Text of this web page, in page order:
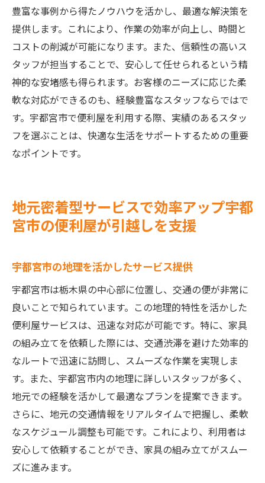
豊富な事例から得たノウハウを活かし、最適な解決策を
提供します。これにより、作業の効率が向上し、時間と
コストの削減が可能になります。また、信頼性の高いス
タッフが担当することで、安心して任せられるという精
神的な安堵感も得られます。お客様のニーズに応じた柔
軟な対応ができるのも、経験豊富なスタッフならではで
す。宇都宮市で便利屋を利用する際、実績のあるスタッ
フを選ぶことは、快適な生活をサポートするための重要
なポイントです。
地元密着型サービスで効率アップ宇都
宮市の便利屋が引越しを支援
宇都宮市の地理を活かしたサービス提供
宇都宮市は栃木県の中心部に位置し、交通の便が非常に
良いことで知られています。この地理的特性を活かした
便利屋サービスは、迅速な対応が可能です。特に、家具
の組み立てを依頼した際には、交通渋滞を避けた効率的
なルートで迅速に訪問し、スムーズな作業を実現しま
す。また、宇都宮市内の地理に詳しいスタッフが多く、
地元での経験を活かして最適なプランを提案できます。
さらに、地元の交通情報をリアルタイムで把握し、柔軟
なスケジュール調整も可能です。これにより、利用者は
安心して依頼することができ、家具の組み立てがスムー
ズに進みます。